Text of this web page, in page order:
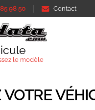
98 50 Contact
le modèle